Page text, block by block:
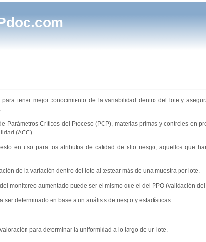
tener mejor conocimiento de la variabilidad dentro del lote y
Parámetros Críticos del Proceso (PCP), materias primas y controles en
(ACC).
en uso para los atributos de calidad de alto riesgo, aquellos que
de la variación dentro del lote al testear más de una muestra por lote.
monitoreo aumentado puede ser el mismo que el del PPQ (validación
ser determinado en base a un análisis de riesgo y estadísticas.
para determinar la uniformidad a lo largo de un lote.